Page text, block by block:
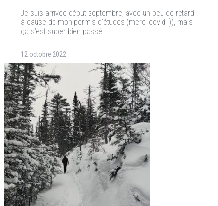
Je suis arrivée début septembre, avec un peu de retard
à cause de mon permis d’études (merci covid :)), mais
ça s’est super bien passé
12 octobre 2022